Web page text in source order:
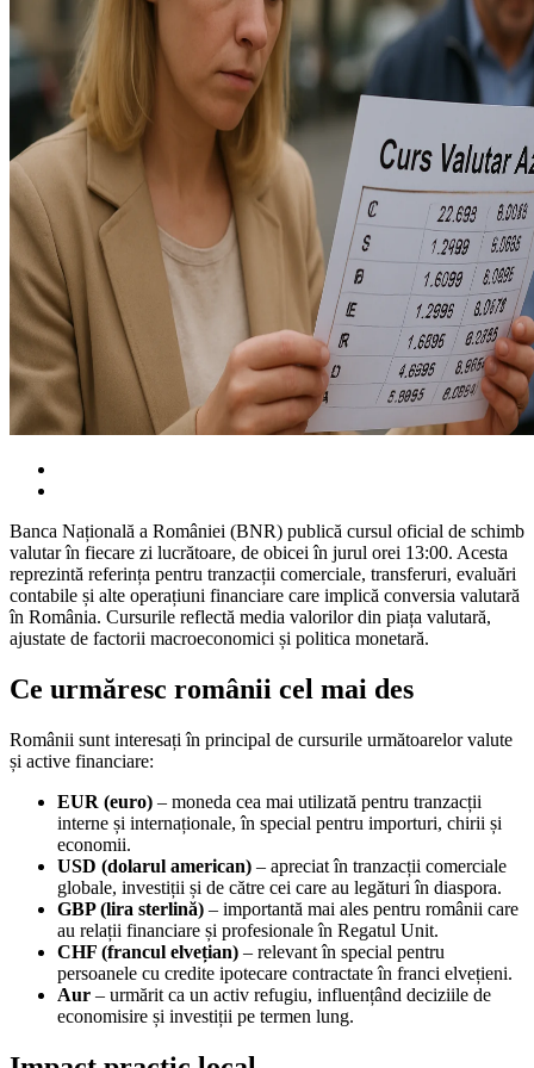
Banca Națională a României (BNR) publică cursul oficial de schimb
valutar în fiecare zi lucrătoare, de obicei în jurul orei 13:00. Acesta
reprezintă referința pentru tranzacții comerciale, transferuri, evaluări
contabile și alte operațiuni financiare care implică conversia valutară
în România. Cursurile reflectă media valorilor din piața valutară,
ajustate de factorii macroeconomici și politica monetară.
Ce urmăresc românii cel mai des
Românii sunt interesați în principal de cursurile următoarelor valute
și active financiare:
EUR (euro) – moneda cea mai utilizată pentru tranzacții
interne și internaționale, în special pentru importuri, chirii și
economii.
USD (dolarul american) – apreciat în tranzacții comerciale
globale, investiții și de către cei care au legături în diaspora.
GBP (lira sterlină) – importantă mai ales pentru românii care
au relații financiare și profesionale în Regatul Unit.
CHF (francul elvețian) – relevant în special pentru
persoanele cu credite ipotecare contractate în franci elvețieni.
Aur – urmărit ca un activ refugiu, influențând deciziile de
economisire și investiții pe termen lung.